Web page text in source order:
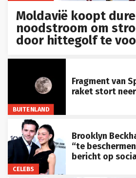
Moldavië koopt dure
noodstroom om
door hittegolf te
BUITENLAND
Fragment van
raket stort
CELEBS
Brooklyn
“te
bericht op